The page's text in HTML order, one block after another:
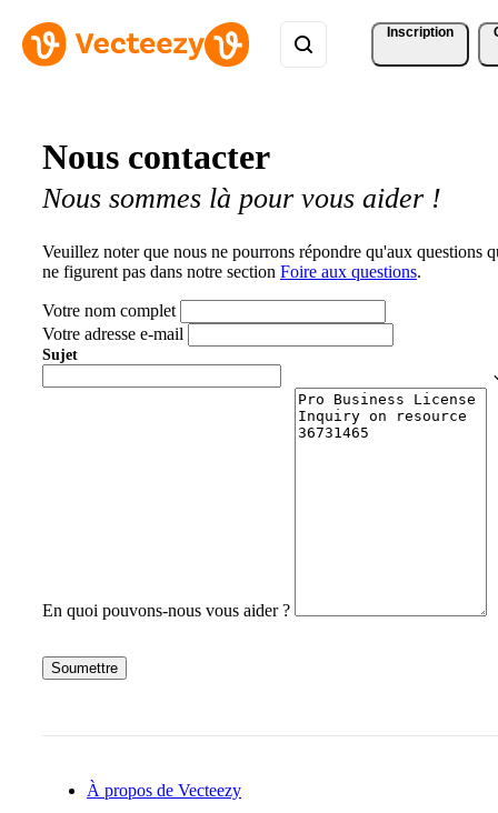
Inscription
Nous contacter
Nous sommes là pour vous aider !
Veuillez noter que nous ne pourrons répondre qu'aux questions
ne figurent pas dans notre section Foire aux questions.
Votre nom complet
Votre adresse e-mail
Sujet
En quoi pouvons-nous vous aider ?
Soumettre
À propos de Vecteezy